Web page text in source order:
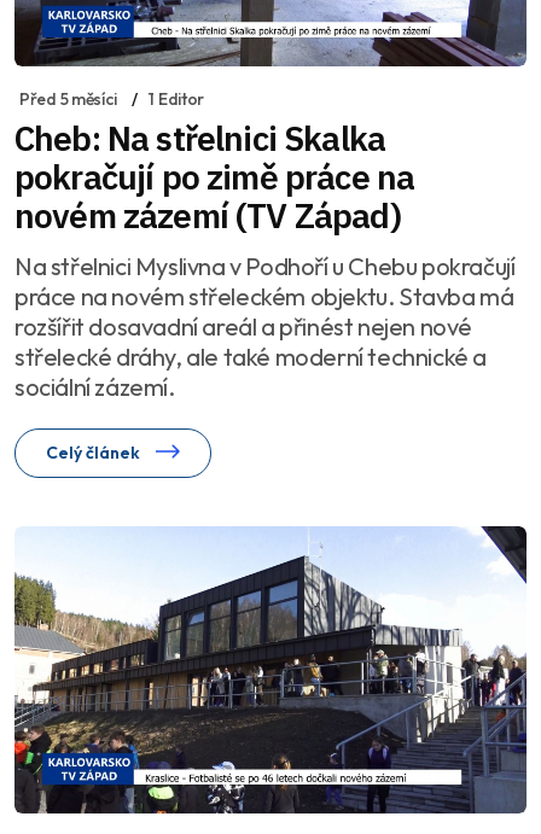
Před 5 měsíci 1 Editor
Cheb: Na střelnici Skalka
pokračují po zimě práce na
novém zázemí (TV Západ)
Na střelnici Myslivna v Podhoří u Chebu pokračují
práce na novém střeleckém objektu. Stavba má
rozšířit dosavadní areál a přinést nejen nové
střelecké dráhy, ale také moderní technické a
sociální zázemí.
Celý článek